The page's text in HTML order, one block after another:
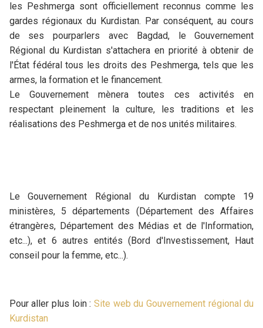
les Peshmerga sont officiellement reconnus comme les
gardes régionaux du Kurdistan. Par conséquent, au cours
de ses pourparlers avec Bagdad, le Gouvernement
Régional du Kurdistan s'attachera en priorité à obtenir de
l'État fédéral tous les droits des Peshmerga, tels que les
armes, la formation et le financement.
Le Gouvernement mènera toutes ces activités en
respectant pleinement la culture, les traditions et les
réalisations des Peshmerga et de nos unités militaires.
Le Gouvernement Régional du Kurdistan compte 19
ministères, 5 départements (Département des Affaires
étrangères, Département des Médias et de l'Information,
etc...), et 6 autres entités (Bord d'Investissement, Haut
conseil pour la femme, etc...).
Pour aller plus loin : Site web du Gouvernement régional du
Kurdistan